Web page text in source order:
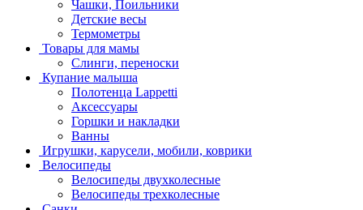
Чашки, Поильники
Детские весы
Термометры
Товары для мамы
Слинги, переноски
Купание малыша
Полотенца Lappetti
Аксессуары
Горшки и накладки
Ванны
Игрушки, карусели, мобили, коврики
Велосипеды
Велосипеды двухколесные
Велосипеды трехколесные